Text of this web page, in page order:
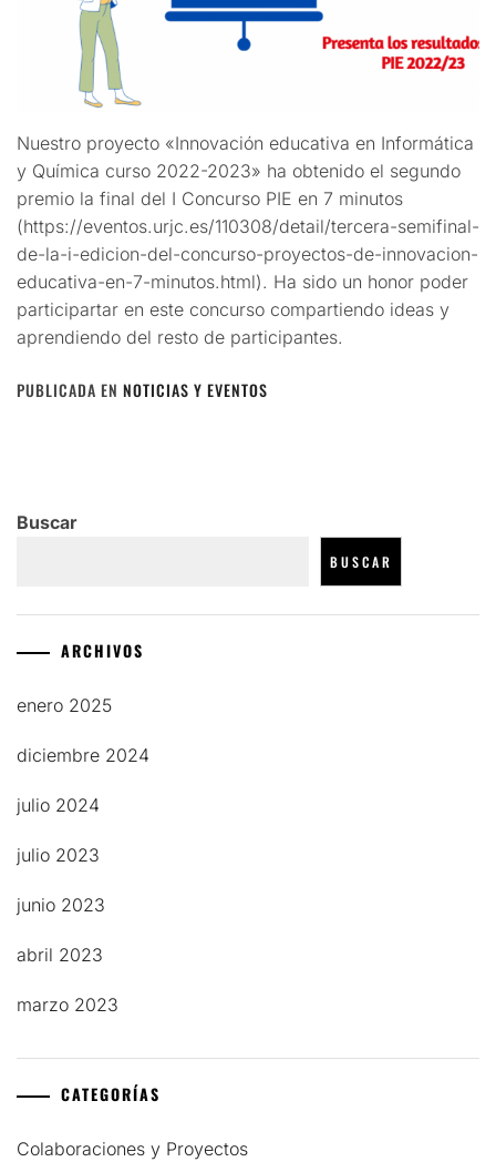
Nuestro proyecto «Innovación educativa en Informática
y Química curso 2022-2023» ha obtenido el segundo
premio la final del I Concurso PIE en 7 minutos
(https://eventos.urjc.es/110308/detail/tercera-semifinal-
de-la-i-edicion-del-concurso-proyectos-de-innovacion-
educativa-en-7-minutos.html). Ha sido un honor poder
participartar en este concurso compartiendo ideas y
aprendiendo del resto de participantes.
PUBLICADA EN NOTICIAS Y EVENTOS
Buscar
BUSCAR
ARCHIVOS
enero 2025
diciembre 2024
julio 2024
julio 2023
junio 2023
abril 2023
marzo 2023
CATEGORÍAS
Colaboraciones y Proyectos